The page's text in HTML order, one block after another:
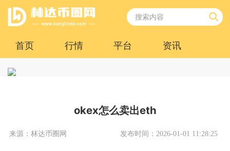
首页 行情 平台 资讯
okex怎么卖出eth
来源：林达币圈网 发布时间：2026-01-01 11:28:25